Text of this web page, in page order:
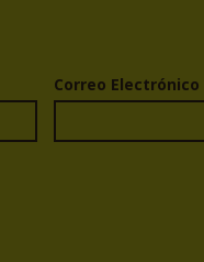
Correo Electrónico